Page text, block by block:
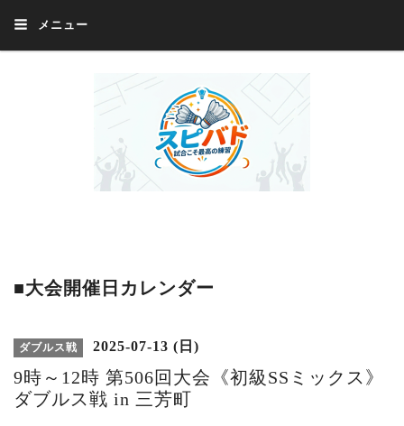
メニュー
■大会開催日カレンダー
ダブルス戦 2025-07-13 (日)
9時～12時 第506回大会《初級SSミックス》
ダブルス戦 in 三芳町